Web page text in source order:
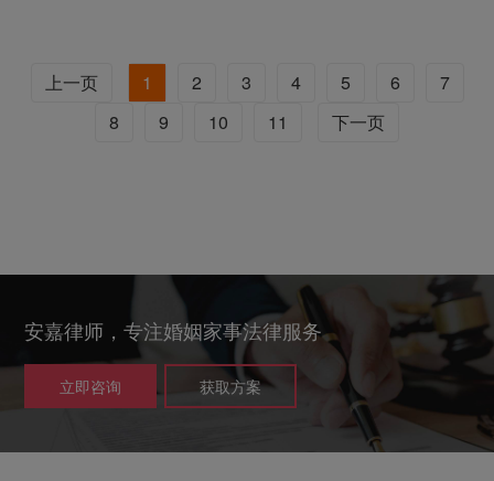
上一页 1 2 3 4 5 6
7
8
9 10 11 下一页
安嘉律师，专注婚姻家事法律服务
立即咨询 获取方案